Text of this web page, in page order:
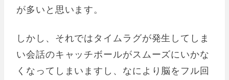
が多いと思います。
しかし、それではタイムラグが発生してしま
い会話のキャッチボールがスムーズにいかな
くなってしまいますし、なにより脳をフル回